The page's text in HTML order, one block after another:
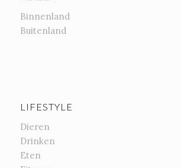
Binnenland
Buitenland
LIFESTYLE
Dieren
Drinken
Eten